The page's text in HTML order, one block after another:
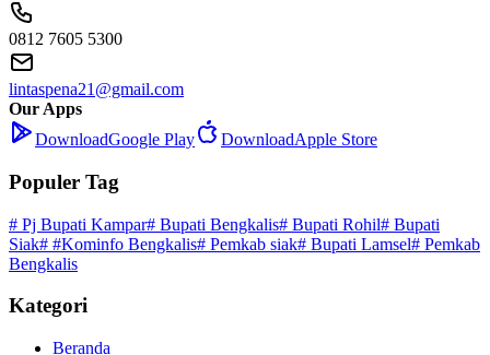
0812 7605 5300
lintaspena21@gmail.com
Our Apps
DownloadGoogle Play DownloadApple Store
Populer Tag
# Pj Bupati Kampar# Bupati Bengkalis# Bupati Rohil# Bupati
Siak# #Kominfo Bengkalis# Pemkab siak# Bupati Lamsel# Pemkab
Bengkalis
Kategori
Beranda